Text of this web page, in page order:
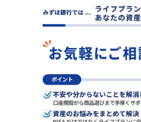
支払う・つかう
クレジットカード・デビット
貯める・増やす
預金・NISA・資産運用